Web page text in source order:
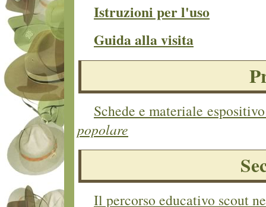
Istruzioni per l'uso
Guida alla visita
Schede e materiale
popolare
Il percorso educativo scout